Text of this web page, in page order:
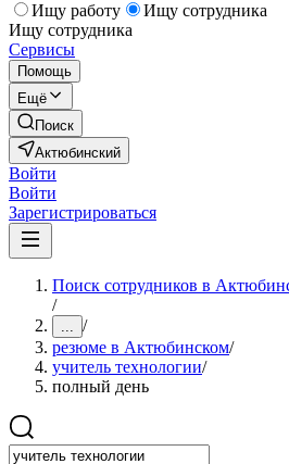
Ищу работу
Ищу сотрудника
Ищу сотрудника
Сервисы
Помощь
Ещё
Поиск
Актюбинский
Войти
Войти
Зарегистрироваться
Поиск сотрудников в
/
... /
резюме в Актюбинском/
учитель технологии/
полный день